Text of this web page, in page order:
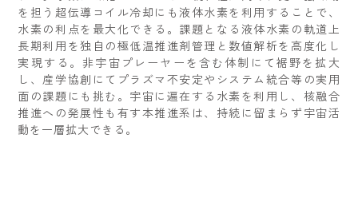
を担う超伝導コイル冷却にも液体水素を利用することで、
水素の利点を最大化できる。課題となる液体水素の軌道上
長期利用を独自の極低温推進剤管理と数値解析を高度化し
実現する。非宇宙プレーヤーを含む体制にて裾野を拡大
し、産学協創にてプラズマ不安定やシステム統合等の実用
面の課題にも挑む。宇宙に遍在する水素を利用し、核融合
推進への発展性も有す本推進系は、持続に留まらず宇宙活
動を一層拡大できる。